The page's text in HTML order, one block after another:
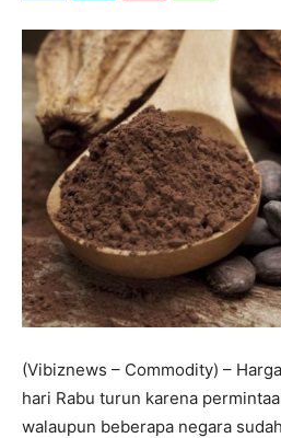
(Vibiznews – Commodity) –
hari Rabu turun karena
walaupun beberapa negara